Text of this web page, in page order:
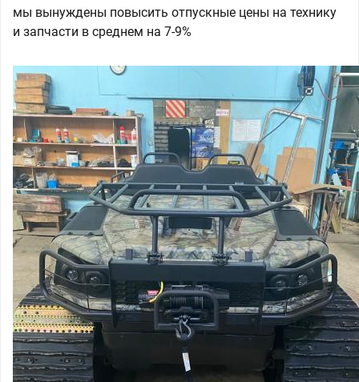
мы вынуждены повысить отпускные цены на технику
и запчасти в среднем на 7-9%